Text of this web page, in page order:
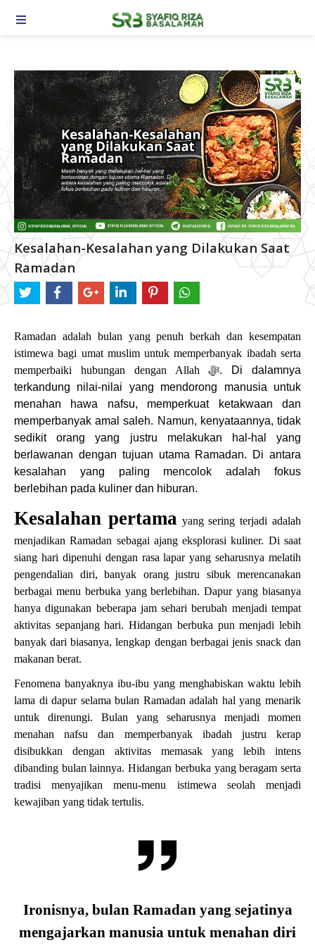
TOGGLE NAVIGATION
Kesalahan-Kesalahan yang Dilakukan Saat
Ramadan
Ramadan adalah bulan yang penuh berkah dan kesempatan
istimewa bagi umat muslim untuk memperbanyak ibadah serta
memperbaiki hubungan dengan Allahﷻ. Di dalamnya
terkandung nilai-nilai yang mendorong manusia untuk
menahan hawa nafsu, memperkuat ketakwaan dan
memperbanyak amal saleh. Namun, kenyataannya, tidak
sedikit orang yang justru melakukan hal-hal yang
berlawanan dengan tujuan utama Ramadan. Di antara
kesalahan yang paling mencolok adalah fokus
berlebihan pada kuliner dan hiburan.
Kesalahan pertama yang sering terjadi adalah
menjadikan Ramadan sebagai ajang eksplorasi kuliner. Di saat
siang hari dipenuhi dengan rasa lapar yang seharusnya melatih
pengendalian diri, banyak orang justru sibuk merencanakan
berbagai menu berbuka yang berlebihan. Dapur yang biasanya
hanya digunakan beberapa jam sehari berubah menjadi tempat
aktivitas sepanjang hari. Hidangan berbuka pun menjadi lebih
banyak dari biasanya, lengkap dengan berbagai jenis snack dan
makanan berat.
Fenomena banyaknya ibu-ibu yang menghabiskan waktu lebih
lama di dapur selama bulan Ramadan adalah hal yang menarik
untuk direnungi. Bulan yang seharusnya menjadi momen
menahan nafsu dan memperbanyak ibadah justru kerap
disibukkan dengan aktivitas memasak yang lebih intens
dibanding bulan lainnya. Hidangan berbuka yang beragam serta
tradisi menyajikan menu-menu istimewa seolah menjadi
kewajiban yang tidak tertulis.
Ironisnya, bulan Ramadan yang sejatinya
mengajarkan manusia untuk menahan diri